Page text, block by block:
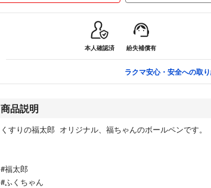
本人確認済 紛失補償有
ラクマ安心・安全への取
商品説明
くすりの福太郎 オリジナル、福ちゃんのボールペンです。
#福太郎
#ふくちゃん